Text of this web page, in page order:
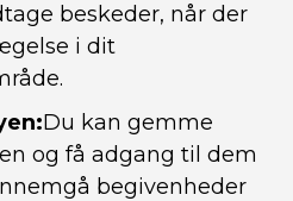
beskeder, når der
i dit
Du kan gemme
og få adgang til dem
begivenheder